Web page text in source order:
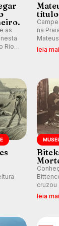
as
Rio
título
na
em
leia
cruzou
ao
leia